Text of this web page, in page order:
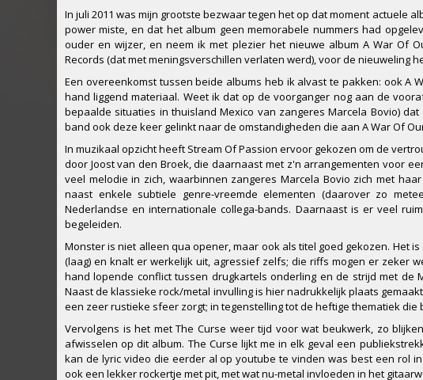
In juli 2011 was mijn grootste bezwaar tegen het op dat moment actuele
power miste, en dat het album geen memorabele nummers had
ouder en wijzer, en neem ik met plezier het nieuwe album A War Of
Records (dat met meningsverschillen verlaten werd), voor de nieuweling
Een overeenkomst tussen beide albums heb ik alvast te pakken: ook A
hand liggend materiaal. Weet ik dat op de voorganger nog aan de
bepaalde situaties in thuisland Mexico van zangeres Marcela Bovio)
band ook deze keer gelinkt naar de omstandigheden die aan A War Of
In muzikaal opzicht heeft Stream Of Passion ervoor gekozen om de
door Joost van den Broek, die daarnaast met z'n arrangementen voor
veel melodie in zich, waarbinnen zangeres Marcela Bovio zich met
naast enkele subtiele genre-vreemde elementen (daarover zo
Nederlandse en internationale collega-bands. Daarnaast is er veel
begeleiden.
Monster is niet alleen qua opener, maar ook als titel goed gekozen. Het
(laag) en knalt er werkelijk uit, agressief zelfs; die riffs mogen er zeker
hand lopende conflict tussen drugkartels onderling en de strijd met de
Naast de klassieke rock/metal invulling is hier nadrukkelijk plaats
een zeer rustieke sfeer zorgt; in tegenstelling tot de heftige thematiek die
Vervolgens is het met The Curse weer tijd voor wat beukwerk, zo
afwisselen op dit album. The Curse lijkt me in elk geval een
kan de lyric video die eerder al op youtube te vinden was best een rol
ook een lekker rockertje met pit, met wat nu-metal invloeden in het